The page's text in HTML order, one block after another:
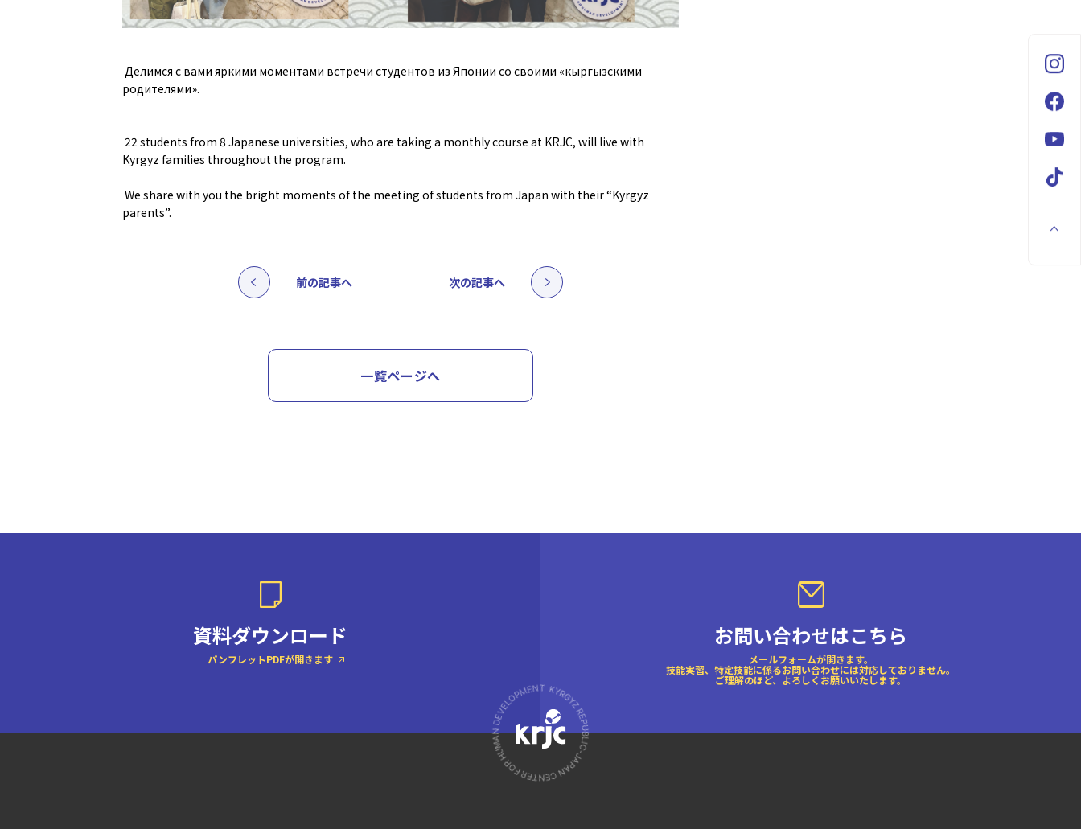
Делимся с вами яркими моментами встречи студентов из Японии со своими «кыргызскими
родителями».
22 students from 8 Japanese universities, who are taking a monthly course at KRJC, will live with
Kyrgyz families throughout the program.
We share with you the bright moments of the meeting of students from Japan with their “Kyrgyz
parents”.
前の記事へ 次の記事へ
一覧ページへ
資料ダウンロード
パンフレットPDFが開きます
お問い合わせはこちら
メールフォームが開きます。
技能実習、特定技能に係るお問い合わせには対応しておりません。
ご理解のほど、よろしくお願いいたします。